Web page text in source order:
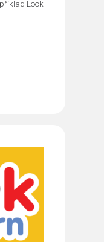
Look